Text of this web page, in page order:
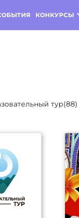
КОНКУРСЫ
тур(88)